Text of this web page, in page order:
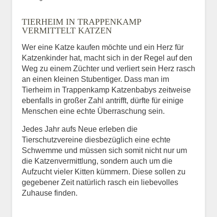
BILD HOCHLADEN
Vermisst seit
Ort des Verschwindens
TIERHEIM IN TRAPPENKAMP
VERMITTELT KATZEN
Wer eine Katze kaufen möchte und ein Herz für
Katzenkinder hat, macht sich in der Regel auf den
Weg zu einem Züchter und verliert sein Herz rasch
an einen kleinen Stubentiger. Dass man im
Tierheim in Trappenkamp Katzenbabys zeitweise
ebenfalls in großer Zahl antrifft, dürfte für einige
Menschen eine echte Überraschung sein.
Jedes Jahr aufs Neue erleben die
Tierschutzvereine diesbezüglich eine echte
Schwemme und müssen sich somit nicht nur um
die Katzenvermittlung, sondern auch um die
Aufzucht vieler Kitten kümmern. Diese sollen zu
gegebener Zeit natürlich rasch ein liebevolles
Zuhause finden.